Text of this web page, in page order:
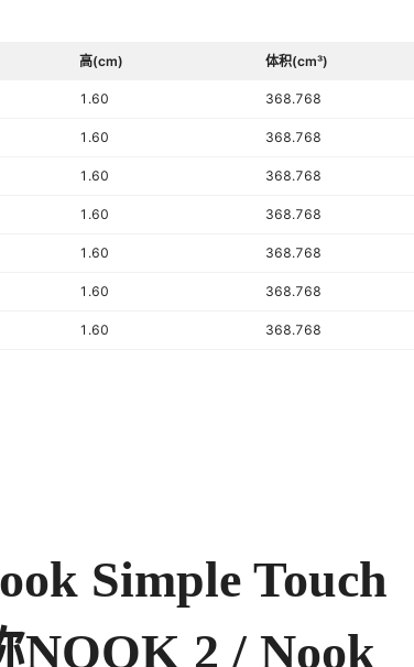
高(cm) 体积(cm³)
1.60 368.768
1.60 368.768
1.60 368.768
1.60 368.768
1.60 368.768
1.60 368.768
1.60 368.768